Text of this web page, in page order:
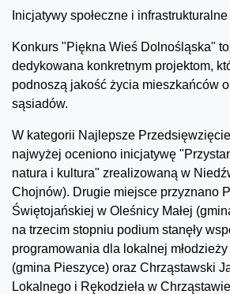
Inicjatywy społeczne i infrastrukturalne
Konkurs "Piękna Wieś Dolnośląska"
dedykowana konkretnym projektom,
podnoszą jakość życia mieszkańców
sąsiadów.
W kategorii Najlepsze
najwyżej oceniono inicjatywę
natura i kultura" zrealizowaną w
Chojnów). Drugie miejsce przyznano
Świętojańskiej w Oleśnicy Małej
na trzecim stopniu podium stanęły
programowania dla lokalnej
(gmina Pieszyce) oraz Chrząstawski
Lokalnego i Rękodzieła w